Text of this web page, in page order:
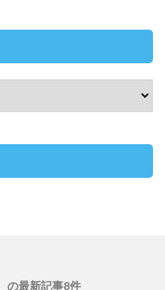
の最新記事8件